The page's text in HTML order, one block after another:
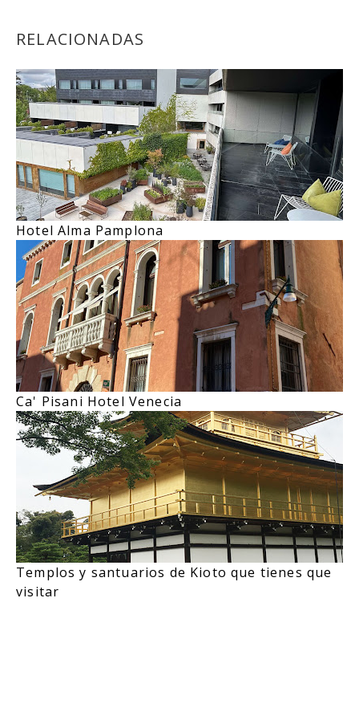
RELACIONADAS
Hotel Alma Pamplona
Ca' Pisani Hotel Venecia
Templos y santuarios de Kioto que tienes que
visitar